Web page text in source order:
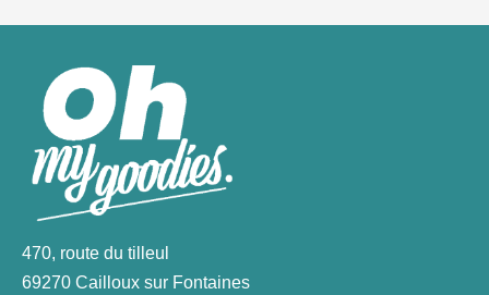
470, route du tilleul
69270 Cailloux sur Fontaines